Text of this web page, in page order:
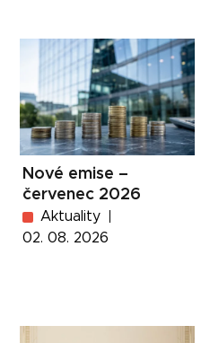
Nové emise –
červenec 2026
Aktuality
02. 08. 2026